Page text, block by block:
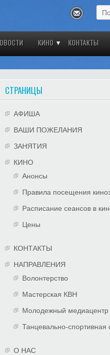
КИНО КОНТАКТЫ
СТРАНИЦЫ
АФИША
ВАШИ ПОЖЕЛАНИЯ
ЗАНЯТИЯ
КИНО
Анонсы
Правила посещения
Расписание сеансов в
Цены
КОНТАКТЫ
НАПРАВЛЕНИЯ
Волонтерство
Мастерская КВН
Молодежный медиацентр
Танцевально-спортивная
О НАС